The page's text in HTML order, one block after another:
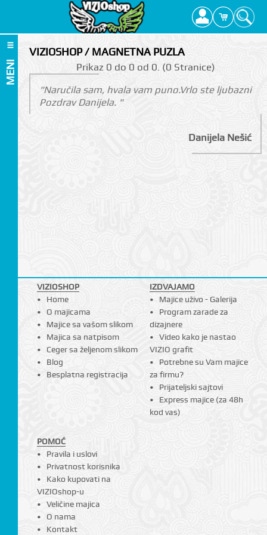
MENI
VIZIOSHOP / MAGNETNA PUZLA
Prikаz 0 do 0 оd 0. (0 Strаnicе)
"Naručila sam, hvala vam puno.Vrlo ste ljubazni
Pozdrav Danijela. "
Danijela Nešić
VIZIOSHOP
Home
O majicama
Majice sa vašom slikom
Majica sa natpisom
Ceger sa željenom slikom
Blog
Besplatna registracija
IZDVAJAMO
Majice uživo - Galerija
Program zarade za
dizajnere
Video kako je nastao
VIZIO grafit
Potrebne su Vam majice
za firmu?
Prijateljski sajtovi
Express majice (za 48h
kod vas)
POMOĆ
Pravila i uslovi
Privatnost korisnika
Kako kupovati na
VIZIOshop-u
Veličine majica
O nama
Kontakt